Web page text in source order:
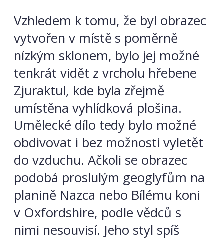
Vzhledem k tomu, že byl obrazec
vytvořen v místě s poměrně
nízkým sklonem, bylo jej možné
tenkrát vidět z vrcholu hřebene
Zjuraktul, kde byla zřejmě
umístěna vyhlídková plošina.
Umělecké dílo tedy bylo možné
obdivovat i bez možnosti vyletět
do vzduchu. Ačkoli se obrazec
podobá proslulým geoglyfům na
planině Nazca nebo Bílému koni
v Oxfordshire, podle vědců s
nimi nesouvisí. Jeho styl spíš